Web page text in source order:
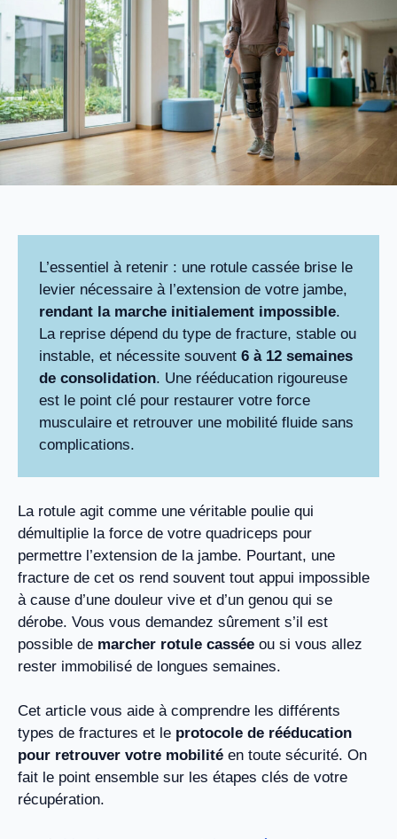
L’essentiel à retenir : une rotule cassée brise le
levier nécessaire à l’extension de votre jambe,
rendant la marche initialement impossible.
La reprise dépend du type de fracture, stable ou
instable, et nécessite souvent 6 à 12 semaines
de consolidation. Une rééducation rigoureuse
est le point clé pour restaurer votre force
musculaire et retrouver une mobilité fluide sans
complications.
La rotule agit comme une véritable poulie qui
démultiplie la force de votre quadriceps pour
permettre l’extension de la jambe. Pourtant, une
fracture de cet os rend souvent tout appui impossible
à cause d’une douleur vive et d’un genou qui se
dérobe. Vous vous demandez sûrement s’il est
possible de marcher rotule cassée ou si vous allez
rester immobilisé de longues semaines.
Cet article vous aide à comprendre les différents
types de fractures et le protocole de rééducation
pour retrouver votre mobilité en toute sécurité. On
fait le point ensemble sur les étapes clés de votre
récupération.